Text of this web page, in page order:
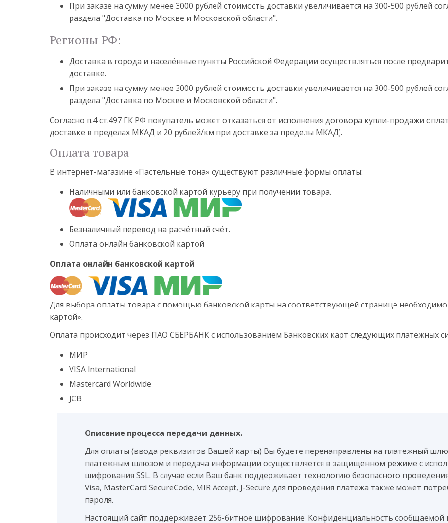
При заказе на сумму менее 3000 рублей стоимость доставки увеличивается на 300-500 рублей
раздела "Доставка по Москве и Московской области".
Регионы РФ:
Доставка в города и населённые пункты Российской Федерации осуществляться после
доставке.
При заказе на сумму менее 3000 рублей стоимость доставки увеличивается на 300-500 рублей
раздела "Доставка по Москве и Московской области".
Согласно п.4 ст.497 ГК РФ покупатель может отказаться от исполнения договора купли-продажи
доставке в пределах МКАД и 20 рублей/км при доставке за пределы МКАД).
Оплата товара
В интернет-магазине «Пастельные тона» существуют различные формы оплаты:
Наличными или банковской картой курьеру при получении товара.
Безналичный перевод на расчётный счёт.
Оплата онлайн банковской картой
Оплата онлайн банковской картой
Для выбора оплаты товара с помощью банковской карты на соответствующей странице
картой».
Оплата происходит через ПАО СБЕРБАНК с использованием Банковских карт следующих платежных
МИР
VISA International
Mastercard Worldwide
JCB
Описание процесса передачи данных.
Для оплаты (ввода реквизитов Вашей карты) Вы будете перенаправлены на платежный
платежным шлюзом и передача информации осуществляется в защищенном режиме с
шифрования SSL. В случае если Ваш банк поддерживает технологию безопасного
Visa, MasterCard SecureCode, MIR Accept, J-Secure для проведения платежа также может
пароля.
Настоящий сайт поддерживает 256-битное шифрование. Конфиденциальность